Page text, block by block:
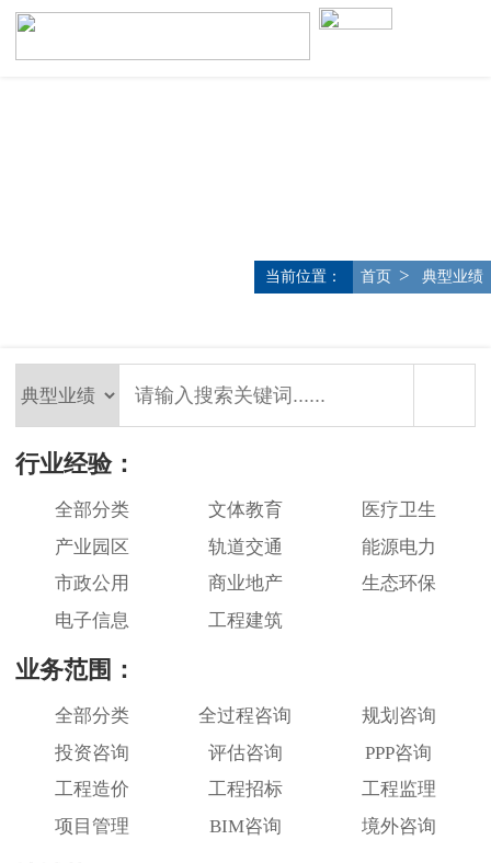
当前位置： 首页 > 典型业绩
行业经验：
全部分类 文体教育
医疗卫生
产业园区
轨道交通
能源电力
市政公用
商业地产
生态环保
电子信息
工程建筑
业务范围：
全部分类 全过程咨询
规划咨询
投资咨询
评估咨询
PPP咨询
工程造价
工程招标
工程监理
项目管理
BIM咨询 境外咨询